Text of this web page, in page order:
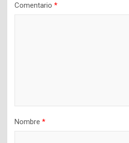
Comentario *
Nombre *